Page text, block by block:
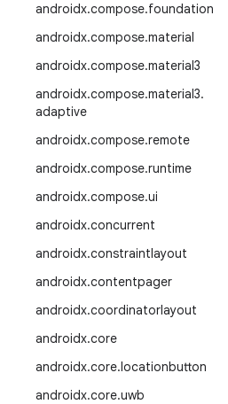
androidx.compose.foundation
androidx.compose.material
androidx.compose.material3
androidx.compose.material3.
adaptive
androidx.compose.remote
androidx.compose.runtime
androidx.compose.ui
androidx.concurrent
androidx.constraintlayout
androidx.contentpager
androidx.coordinatorlayout
androidx.core
androidx.core.locationbutton
androidx.core.uwb